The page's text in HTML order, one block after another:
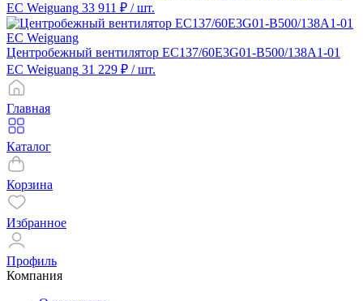
EC Weiguang 33 911 ₽ / шт.
Центробежный вентилятор EC137/60E3G01-B500/138A1-01
EC Weiguang 31 229 ₽ / шт.
Главная
Каталог
Корзина
Избранное
Профиль
Компания